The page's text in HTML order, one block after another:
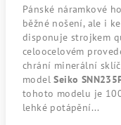
Pánské náramkové
běžné nošení, ale i
disponuje strojkem
celoocelovém
chrání minerální
modelSeiko
tohoto modelu je
lehké potápění...